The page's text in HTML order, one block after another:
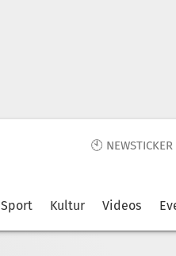
🕙 NEWSTICKER
Sport Kultur Videos